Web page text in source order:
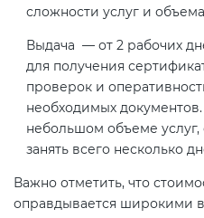
сложности услуг и
Выдача — от 2 рабочих
для получения
проверок и
необходимых
небольшом объеме
занять всего несколько
Важно отметить, что
оправдывается широкими